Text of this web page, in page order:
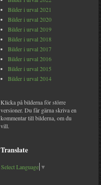
Bilder i urval 2021
Bilder i urval 2020
Bilder i urval 2019
Bilder i urval 2018
Bilder i urval 2017
Bilder i urval 2016
Bilder i urval 2015
Bilder i urval 2014
Klicka på bilderna för större
versioner. Du får gärna skriva en
kommentar till bilderna, om du
vill.
Translate
Select Language ▼